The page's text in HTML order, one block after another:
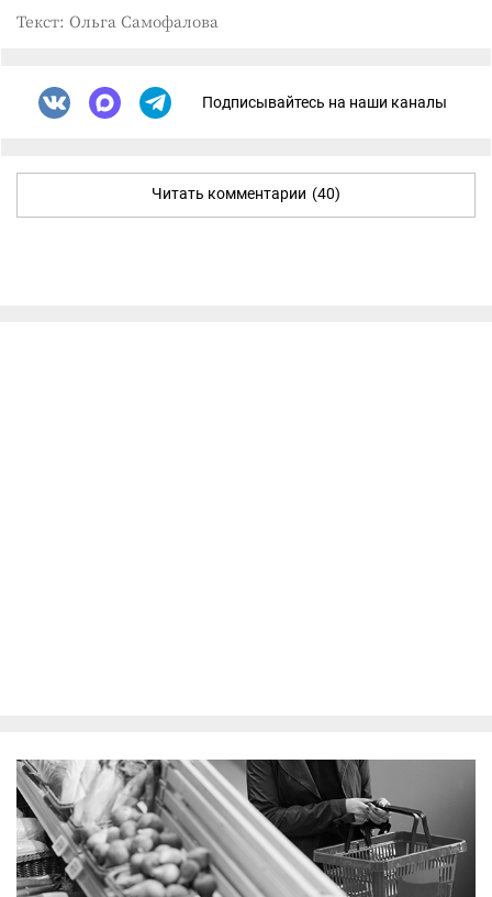
Текст: Ольга Самофалова
Подписывайтесь на наши каналы
Читать комментарии (40)